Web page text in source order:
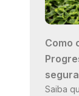
Como
Saiba